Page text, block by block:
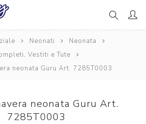
Neonati
Neonata
Vestiti e Tute
neonata Guru Art. 7285T0003
neonata Guru Art.
7285T0003